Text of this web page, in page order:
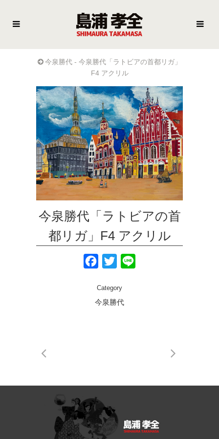
今泉勝代 - 今泉勝代「ラトビアの首都リガ」
F4 アクリル
今泉勝代「ラトビアの首
都リガ」F4 アクリル
Facebook
Twitter
Category
今泉勝代